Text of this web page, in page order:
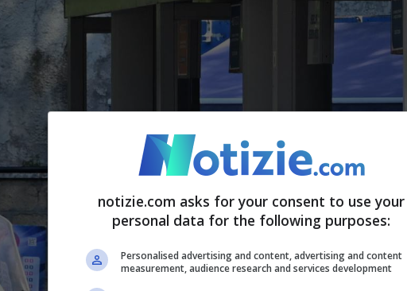
notizie.com asks for your consent to use your
personal data for the following purposes:
Personalised advertising and content, advertising and content
measurement, audience research and services development